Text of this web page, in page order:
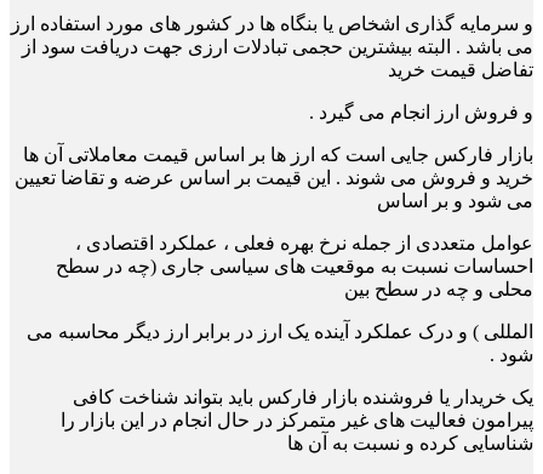
و سرمایه گذاری اشخاص یا بنگاه ها در کشور های مورد استفاده ارز
می باشد . البته بیشترین حجمی تبادلات ارزی جهت دریافت سود از
تفاضل قیمت خرید
و فروش ارز انجام می گیرد .
بازار فارکس جایی است که ارز ها بر اساس قیمت معاملاتی آن ها
خرید و فروش می شوند . این قیمت بر اساس عرضه و تقاضا تعیین
می شود و بر اساس
عوامل متعددی از جمله نرخ بهره فعلی ، عملکرد اقتصادی ،
احساسات نسبت به موقعیت های سیاسی جاری (چه در سطح
محلی و چه در سطح بین
المللی ) و درک عملکرد آینده یک ارز در برابر ارز دیگر محاسبه می
شود .
یک خریدار یا فروشنده بازار فارکس باید بتواند شناخت کافی
پیرامون فعالیت های غیر متمرکز در حال انجام در این بازار را
شناسایی کرده و نسبت به آن ها